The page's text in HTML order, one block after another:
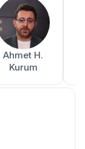
Ahmet H.
Kurum